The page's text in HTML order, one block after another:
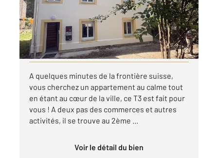
Appartement F3 à louer
615 €
par mois charges comprises
Visiter le site dédié
A quelques minutes de la frontière suisse,
vous cherchez un appartement au calme tout
en étant au cœur de la ville, ce T3 est fait pour
vous ! A deux pas des commerces et autres
activités, il se trouve au 2ème ...
Voir le détail du bien